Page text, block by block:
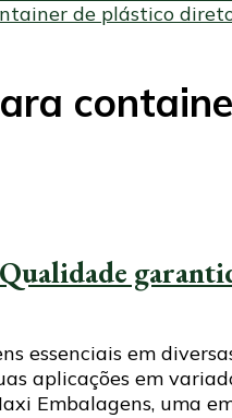
de plástico
essenciais em
aplicações em
Embalagens, uma